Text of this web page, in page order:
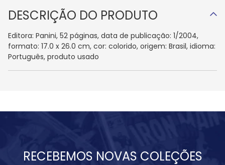
DESCRIÇÃO DO PRODUTO
Editora: Panini, 52 páginas, data de publicação: 1/2004,
formato: 17.0 x 26.0 cm, cor: colorido, origem: Brasil, idioma:
Português, produto usado
RECEBEMOS NOVAS COLEÇÕES